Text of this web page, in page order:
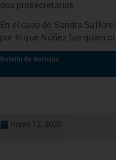
dos prosecretarios.
En el caso de Sandra
por lo que Núñez fue quien
Boletín de Noticias
mayo 12, 2026